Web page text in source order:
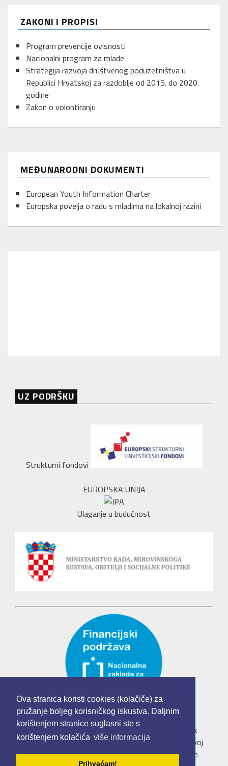
Ova stranica koristi cookies (kolačiče) za
pružanje boljeg korisničkog iskustva. Daljnim
korištenjem stranice suglasni ste s
korištenjem kolačića više informacija
Prihvaćam!
ZAKONI I PROPISI
Program prevencije ovisnosti
Nacionalni program za mlade
Strategija razvoja društvenog poduzetništva u
Republici Hrvatskoj za razdoblje od 2015. do 2020.
godine
Zakon o volontiranju
MEĐUNARODNI DOKUMENTI
European Youth Information Charter
Europska povelja o radu s mladima na lokalnoj razini
UZ PODRŠKU
Strukturni fondovi
EUROPSKA UNIJA
Ulaganje u budućnost
Udruga mladih "Mladi u Europskoj uniji" je korisnik
institucionalne podrške Nacionalne zaklade za razvoj
civilnoga društva za stabilizaciju i/ili razvoj udruge.